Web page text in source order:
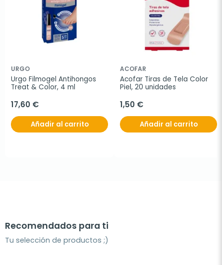
URGO
Urgo Filmogel Antihongos
Treat & Color, 4 ml
17,60 €
Añadir al carrito
ACOFAR
Acofar Tiras de Tela Color
Piel, 20 unidades
1,50 €
Añadir al carrito
Recomendados para ti
Tu selección de productos ;)